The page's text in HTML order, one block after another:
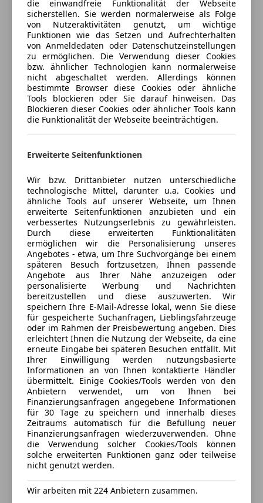
Regensensor
Schlüssellose Zentralverriegelung
Sitzbelüftung
Sitzheizung
Sitzheizung hinten
Standheizung
Start/Stop-Automatik
teilb. Rücksitzbank
Tempomat
Apple CarPlay
Bluetooth
Bordcomputer
DAB-Radio
Freisprecheinrichtung
Induktionsladen für Smartphones
Musikstreaming integriert
Soundsystem
TV
USB
Volldigitales Kombiinstrument
W-Lan / Wifi Hotspot
Sicherheit
ABS
Abstandstempomat
Abstandswarner
Airbag hinten
Alarmanlage
Beifahrerairbag
ESP
Fernlichtassistent
M Sportbremsen
Assistenzsysteme
Active Guard (Bremsassistent)
Active Guard Plus (Spurhalteassistent,
Frontkollisionswarnung)
Rückfahr-Assistent
Anhänger-Stabilisierungs-Programm (ASL)
Dynamische Tractions Control (DTC)
Fahrerlebnisschalter
Sonderausstattung
Ambient Air-Paket
BMW Drive Recorder (Dashcam)
DAB-Tuner
Dachhimmel Alcantara
Gepäckraum-Paket
Getränkehalter mit Kühl-/Wärmefunktion
Glas-Applikationen CraftedClarity
Interieurleisten Edelholz Fineline mit Aluminium
Instrumententafel lederbezogen
LM-Felgen 22" BMW Individual Y-Speiche 758
Metallic-Lackierung
Soft-Close-Automatik für Türen
Sonnenschutzrollo hinten
Sonnenschutzverglasung
Winterfreude-Paket
Versicherung
Kfz-Versicherung
Versicherungsschutz an Ihre Bedürfnisse
anpassen
Freischaden-Gutschein ab Stufe 0
Auto einfach online versichern & Rabatt holen
Jetzt berechnen
Verkäufer Privat
6020 Innsbruck, AT
Kontakt
Anbieter kontaktieren
Deine Nachricht
3 ähnliche Fahrzeuge gefunden
Ich erlaube den Händlern dieser
Fahrzeuge mich zu kontaktieren.
die einwandfreie Funktionalität der Webseite
sicherstellen. Sie werden normalerweise als Folge
von Nutzeraktivitäten genutzt, um wichtige
Funktionen wie das Setzen und Aufrechterhalten
von Anmeldedaten oder Datenschutzeinstellungen
zu ermöglichen. Die Verwendung dieser Cookies
bzw. ähnlicher Technologien kann normalerweise
nicht abgeschaltet werden. Allerdings können
bestimmte Browser diese Cookies oder ähnliche
Tools blockieren oder Sie darauf hinweisen. Das
Blockieren dieser Cookies oder ähnlicher Tools kann
die Funktionalität der Webseite beeinträchtigen.
Erweiterte Seitenfunktionen
Wir bzw. Drittanbieter nutzen unterschiedliche
technologische Mittel, darunter u.a. Cookies und
ähnliche Tools auf unserer Webseite, um Ihnen
erweiterte Seitenfunktionen anzubieten und ein
verbessertes Nutzungserlebnis zu gewährleisten.
Durch diese erweiterten Funktionalitäten
ermöglichen wir die Personalisierung unseres
Angebotes - etwa, um Ihre Suchvorgänge bei einem
späteren Besuch fortzusetzen, Ihnen passende
Angebote aus Ihrer Nähe anzuzeigen oder
personalisierte Werbung und Nachrichten
bereitzustellen und diese auszuwerten. Wir
speichern Ihre E-Mail-Adresse lokal, wenn Sie diese
für gespeicherte Suchanfragen, Lieblingsfahrzeuge
oder im Rahmen der Preisbewertung angeben. Dies
erleichtert Ihnen die Nutzung der Webseite, da eine
erneute Eingabe bei späteren Besuchen entfällt. Mit
Ihrer Einwilligung werden nutzungsbasierte
Informationen an von Ihnen kontaktierte Händler
übermittelt. Einige Cookies/Tools werden von den
Anbietern verwendet, um von Ihnen bei
Finanzierungsanfragen angegebene Informationen
für 30 Tage zu speichern und innerhalb dieses
Zeitraums automatisch für die Befüllung neuer
Finanzierungsanfragen wiederzuverwenden. Ohne
die Verwendung solcher Cookies/Tools können
solche erweiterten Funktionen ganz oder teilweise
nicht genutzt werden.
Wir arbeiten mit 224 Anbietern zusammen.